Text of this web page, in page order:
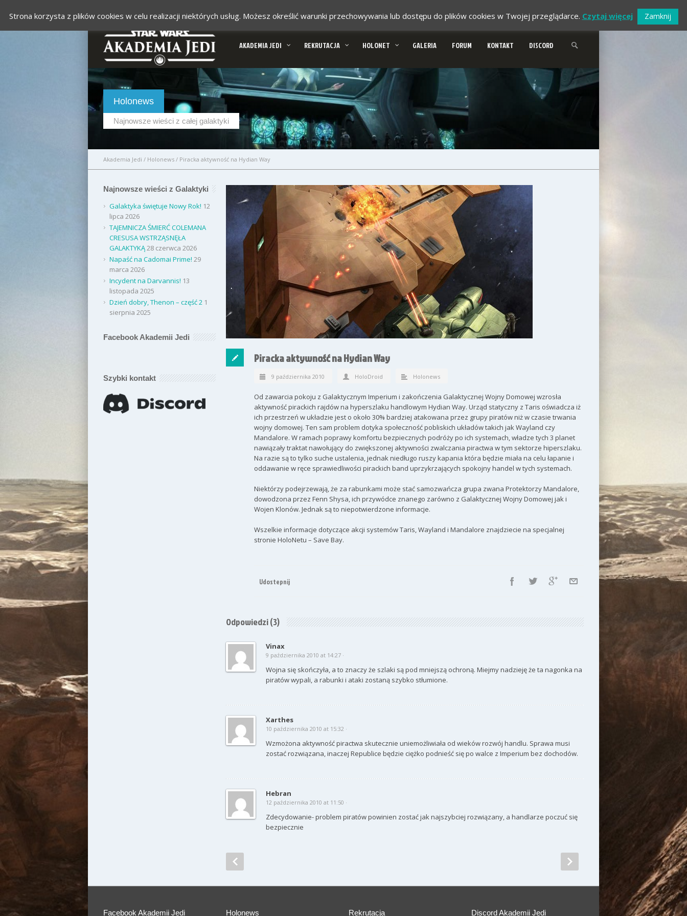
AKADEMIA JEDI REKRUTACJA HOLONET GALERIA FORUM KONTAKT DISCORD
Holonews
Najnowsze wieści z całej galaktyki
Akademia Jedi / Holonews / Piracka aktywność na Hydian Way
Piracka aktywność na Hydian Way
9 października 2010 HoloDroid Holonews
Od zawarcia pokoju z Galaktycznym Imperium i zakończenia Galaktycznej Wojny Domowej wzrosła
aktywność pirackich rajdów na hyperszlaku handlowym Hydian Way. Urząd statyczny z Taris oświadcza iż
ich przestrzeń w układzie jest o około 30% bardziej atakowana przez grupy piratów niż w czasie trwania
wojny domowej. Ten sam problem dotyka społeczność pobliskich układów takich jak Wayland czy
Mandalore. W ramach poprawy komfortu bezpiecznych podróży po ich systemach, władze tych 3 planet
nawiązały traktat nawołujący do zwiększonej aktywności zwalczania piractwa w tym sektorze hiperszlaku.
Na razie są to tylko suche ustalenia, jednak niedługo ruszy kapania która będzie miała na celu łapanie i
oddawanie w ręce sprawiedliwości pirackich band uprzykrzających spokojny handel w tych systemach.
Niektórzy podejrzewają, że za rabunkami może stać samozwańcza grupa zwana Protektorzy Mandalore,
dowodzona przez Fenn Shysa, ich przywódce znanego zarówno z Galaktycznej Wojny Domowej jak i
Wojen Klonów. Jednak są to niepotwierdzone informacje.
Wszelkie informacje dotyczące akcji systemów Taris, Wayland i Mandalore znajdziecie na specjalnej
stronie HoloNetu – Save Bay.
Udostepnij
Odpowiedzi(3)
Vinax
9 października 2010 at 14:27 ·
Wojna się skończyła, a to znaczy że szlaki są pod mniejszą ochroną. Miejmy nadzieję że ta nagonka na
piratów wypali, a rabunki i ataki zostaną szybko stłumione.
Xarthes
10 października 2010 at 15:32 ·
Wzmożona aktywność piractwa skutecznie uniemożliwiała od wieków rozwój handlu. Sprawa musi
zostać rozwiązana, inaczej Republice będzie ciężko podnieść się po walce z Imperium bez dochodów.
Hebran
12 października 2010 at 11:50 ·
Zdecydowanie- problem piratów powinien zostać jak najszybciej rozwiązany, a handlarze poczuć się
bezpiecznie
Najnowsze wieści z Galaktyki
Galaktyka świętuje Nowy Rok! 12
lipca 2026
TAJEMNICZA ŚMIERĆ COLEMANA
CRESUSA WSTRZĄSNĘŁA
GALAKTYKĄ28 czerwca 2026
Napaść na Cadomai Prime! 29
marca 2026
Incydent na Darvannis! 13
listopada 2025
Dzień dobry, Thenon – część 2 1
sierpnia 2025
Facebook Akademii Jedi
Szybki kontakt
Facebook Akademii Jedi Holonews Rekrutacja Discord Akademii Jedi
Strona korzysta z plików cookies w celu realizacji niektórych usług. Możesz określić warunki przechowywania lub dostępu do plików cookies w Twojej przeglądarce. Czytaj więcej Zamknij